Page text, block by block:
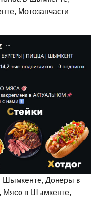
Мотозапчасти
Шымкенте, Донеры в
Мясо в Шымкенте,